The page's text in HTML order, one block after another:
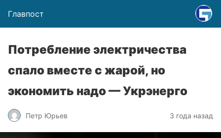
Главпост
Потребление электричества
спало вместе с жарой, но
экономить надо — Укрэнерго
Петр Юрьев 3 года назад